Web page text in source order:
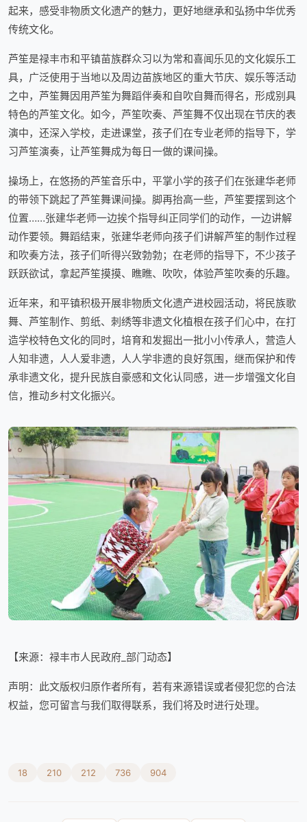
起来，感受非物质文化遗产的魅力，更好地继承和弘扬中华优秀
传统文化。
芦笙是禄丰市和平镇苗族群众习以为常和喜闻乐见的文化娱乐工
具，广泛使用于当地以及周边苗族地区的重大节庆、娱乐等活动
之中，芦笙舞因用芦笙为舞蹈伴奏和自吹自舞而得名，形成别具
特色的芦笙文化。如今，芦笙吹奏、芦笙舞不仅出现在节庆的表
演中，还深入学校，走进课堂，孩子们在专业老师的指导下，学
习芦笙演奏，让芦笙舞成为每日一做的课间操。
操场上，在悠扬的芦笙音乐中，平掌小学的孩子们在张建华老师
的带领下跳起了芦笙舞课间操。 脚再抬高一些，芦笙要摆到这个
位置……张建华老师一边挨个指导纠正同学们的动作，一边讲解
动作要领。舞蹈结束，张建华老师向孩子们讲解芦笙的制作过程
和吹奏方法，孩子们听得兴致勃勃；在老师的指导下，不少孩子
跃跃欲试，拿起芦笙摸摸、瞧瞧、吹吹，体验芦笙吹奏的乐趣。
近年来，和平镇积极开展非物质文化遗产进校园活动，将民族歌
舞、芦笙制作、剪纸、刺绣等非遗文化植根在孩子们心中，在打
造学校特色文化的同时，培育和发掘出一批小小传承人，营造人
人知非遗，人人爱非遗，人人学非遗的良好氛围，继而保护和传
承非遗文化，提升民族自豪感和文化认同感，进一步增强文化自
信，推动乡村文化振兴。
【来源：禄丰市人民政府_部门动态】
声明：此文版权归原作者所有，若有来源错误或者侵犯您的合法
权益，您可留言与我们取得联系，我们将及时进行处理。
18 210 212 736 904